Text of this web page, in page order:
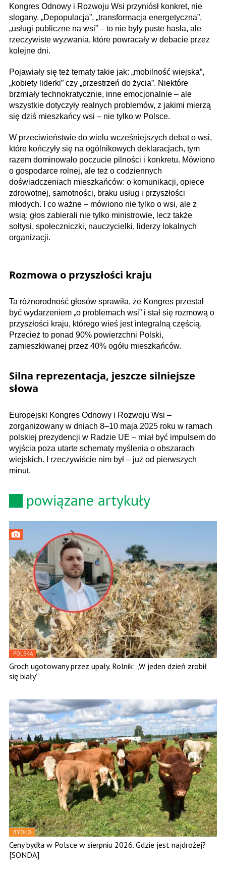
Kongres Odnowy i Rozwoju Wsi przyniósł konkret, nie
slogany. „Depopulacja”, „transformacja energetyczna”,
„usługi publiczne na wsi” – to nie były puste hasła, ale
rzeczywiste wyzwania, które powracały w debacie przez
kolejne dni.
Pojawiały się też tematy takie jak: „mobilność wiejska”,
„kobiety liderki” czy „przestrzeń do życia”. Niektóre
brzmiały technokratycznie, inne emocjonalnie – ale
wszystkie dotyczyły realnych problemów, z jakimi mierzą
się dziś mieszkańcy wsi – nie tylko w Polsce.
W przeciwieństwie do wielu wcześniejszych debat o wsi,
które kończyły się na ogólnikowych deklaracjach, tym
razem dominowało poczucie pilności i konkretu. Mówiono
o gospodarce rolnej, ale też o codziennych
doświadczeniach mieszkańców: o komunikacji, opiece
zdrowotnej, samotności, braku usług i przyszłości
młodych. I co ważne – mówiono nie tylko o wsi, ale z
wsią: głos zabierali nie tylko ministrowie, lecz także
sołtysi, społeczniczki, nauczycielki, liderzy lokalnych
organizacji.
Rozmowa o przyszłości kraju
Ta różnorodność głosów sprawiła, że Kongres przestał
być wydarzeniem „o problemach wsi” i stał się rozmową o
przyszłości kraju, którego wieś jest integralną częścią.
Przecież to ponad 90% powierzchni Polski,
zamieszkiwanej przez 40% ogółu mieszkańców.
Silna reprezentacja, jeszcze silniejsze
słowa
Europejski Kongres Odnowy i Rozwoju Wsi –
zorganizowany w dniach 8–10 maja 2025 roku w ramach
polskiej prezydencji w Radzie UE – miał być impulsem do
wyjścia poza utarte schematy myślenia o obszarach
wiejskich. I rzeczywiście nim był – już od pierwszych
minut.
powiązane artykuły
POLSKA
Groch ugotowany przez upały. Rolnik: „W jeden dzień zrobił
się biały”
BYDŁO
Ceny bydła w Polsce w sierpniu 2026. Gdzie jest najdrożej?
[SONDA]